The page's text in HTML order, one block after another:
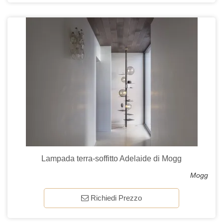
Lampada terra-soffitto Adelaide di Mogg
Mogg
Richiedi Prezzo